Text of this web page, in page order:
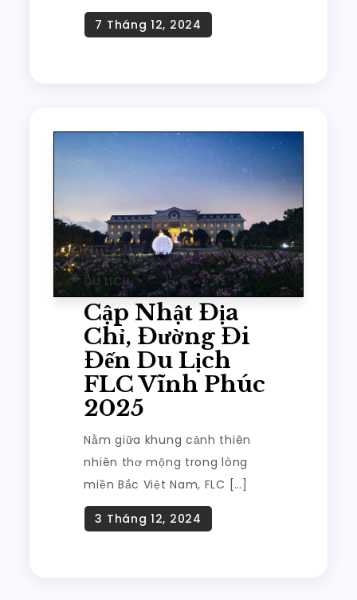
DU LỊCH
Cập Nhật Địa
Chỉ, Đường Đi
Đến Du Lịch
FLC Vĩnh Phúc
2025
Nằm giữa khung cảnh thiên
nhiên thơ mộng trong lòng
miền Bắc Việt Nam, FLC […]